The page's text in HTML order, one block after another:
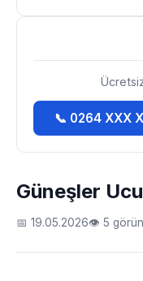
Güneşler
📅 19.05.2026👁 5
📞 0264 XXX